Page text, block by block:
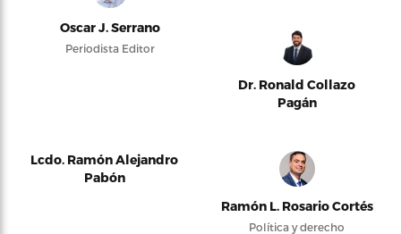
Oscar J. Serrano
Periodista Editor
Dr. Ronald Collazo
Pagán
Lcdo. Ramón Alejandro
Pabón
Ramón L. Rosario Cortés
Política y derecho